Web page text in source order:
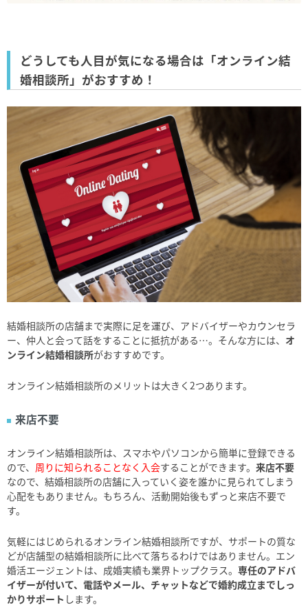
どうしても人目が気になる場合は「オンライン結
婚相談所」がおすすめ！
結婚相談所の店舗まで実際に足を運び、アドバイザーやカウンセラ
ー、仲人と会って話をすることに抵抗がある…。そんな方には、 オ
ンライン結婚相談所がおすすめです。
オンライン結婚相談所のメリットは大きく2つあります。
来店不要
オンライン結婚相談所は、スマホやパソコンから簡単に登録できる
ので、 周りに知られることなく入会することができます。 来店不要
なので、結婚相談所の店舗に入っていく姿を誰かに見られてしまう
心配をもありません。もちろん、活動開始後もずっと来店不要で
す。
気軽にはじめられるオンライン結婚相談所ですが、サポートの質な
どが店舗型の結婚相談所に比べて落ちるわけではありません。エン
婚活エージェントは、成婚実績も業界トップクラス。 専任のアドバ
イザーが付いて、電話やメール、チャットなどで婚約成立までしっ
かりサポート します。